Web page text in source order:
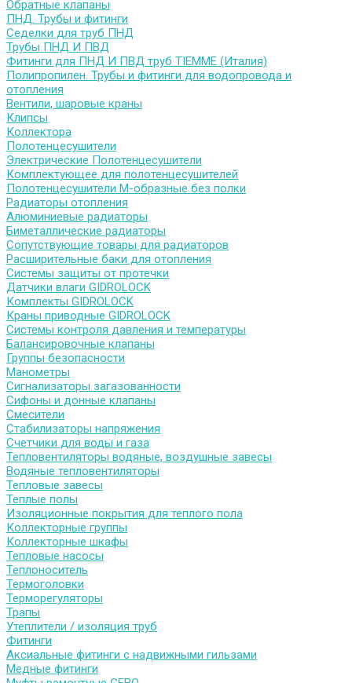
Обратные клапаны
ПНД. Трубы и фитинги
Седелки для труб ПНД
Трубы ПНД И ПВД
Фитинги для ПНД И ПВД труб TIEMME (Италия)
Полипропилен. Трубы и фитинги для водопровода и
отопления
Вентили, шаровые краны
Клипсы
Коллектора
Полотенцесушители
Электрические Полотенцесушители
Комплектующее для полотенцесушителей
Полотенцесушители М-образные без полки
Радиаторы отопления
Алюминиевые радиаторы
Биметаллические радиаторы
Сопутствующие товары для радиаторов
Расширительные баки для отопления
Системы защиты от протечки
Датчики влаги GIDROLOCK
Комплекты GIDROLOCK
Краны приводные GIDROLOCK
Системы контроля давления и температуры
Балансировочные клапаны
Группы безопасности
Манометры
Сигнализаторы загазованности
Сифоны и донные клапаны
Смесители
Стабилизаторы напряжения
Счетчики для воды и газа
Тепловентиляторы водяные, воздушные завесы
Водяные тепловентиляторы
Тепловые завесы
Теплые полы
Изоляционные покрытия для теплого пола
Коллекторные группы
Коллекторные шкафы
Тепловые насосы
Теплоноситель
Термоголовки
Терморегуляторы
Трапы
Утеплители / изоляция труб
Фитинги
Аксиальные фитинги с надвижными гильзами
Медные фитинги